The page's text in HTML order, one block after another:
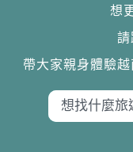
想
請
帶大家親身體驗